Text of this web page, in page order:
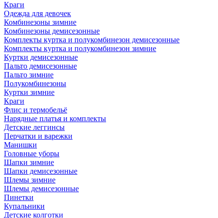
Краги
Одежда для девочек
Комбинезоны зимние
Комбинезоны демисезонные
Комплекты куртка и полукомбинезон демисезонные
Комплекты куртка и полукомбинезон зимние
Куртки демисезонные
Пальто демисезонные
Пальто зимние
Полукомбинезоны
Куртки зимние
Краги
Флис и термобельё
Нарядные платья и комплекты
Детские леггинсы
Перчатки и варежки
Манишки
Головные уборы
Шапки зимние
Шапки демисезонные
Шлемы зимние
Шлемы демисезонные
Пинетки
Купальники
Детские колготки